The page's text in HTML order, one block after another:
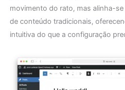
movimento do rato, mas alinha-
de conteúdo tradicionais,
intuitiva do que a configuração